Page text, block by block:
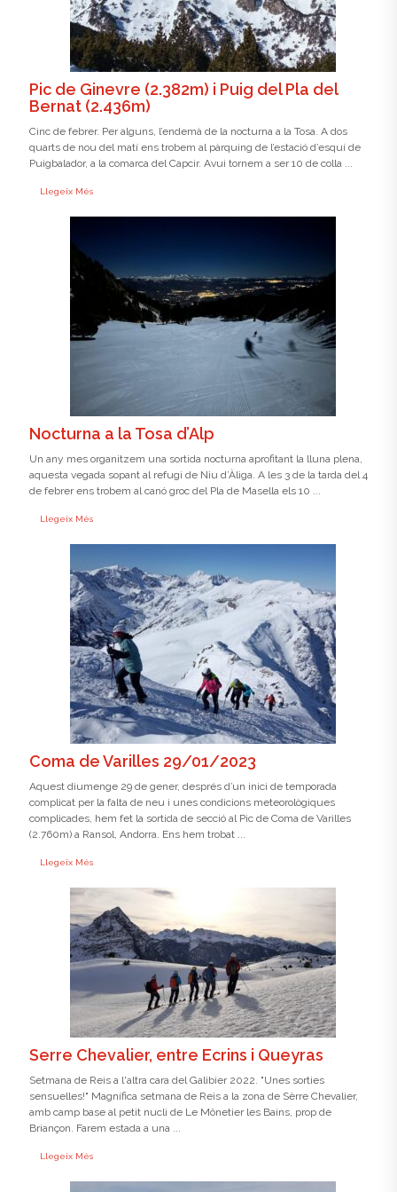
Pic de Ginevre (2.382m) i Puig del Pla del
Bernat (2.436m)
Cinc de febrer. Per alguns, l’endemà de la nocturna a la Tosa. A dos
quarts de nou del matí ens trobem al pàrquing de l’estació d’esquí de
Puigbalador, a la comarca del Capcir. Avui tornem a ser 10 de colla ...
Llegeix Més
Nocturna a la Tosa d’Alp
Un any mes organitzem una sortida nocturna aprofitant la lluna plena,
aquesta vegada sopant al refugi de Niu d’Àliga. A les 3 de la tarda del 4
de febrer ens trobem al canó groc del Pla de Masella els 10 ...
Llegeix Més
Coma de Varilles 29/01/2023
Aquest diumenge 29 de gener, després d’un inici de temporada
complicat per la falta de neu i unes condicions meteorològiques
complicades, hem fet la sortida de secció al Pic de Coma de Varilles
(2.760m) a Ransol, Andorra. Ens hem trobat ...
Llegeix Més
Serre Chevalier, entre Ecrins i Queyras
Setmana de Reis a l'altra cara del Galibier 2022. "Unes sorties
sensuelles!" Magnífica setmana de Reis a la zona de Sèrre Chevalier,
amb camp base al petit nucli de Le Mônetier les Bains, prop de
Briançon. Farem estada a una ...
Llegeix Més